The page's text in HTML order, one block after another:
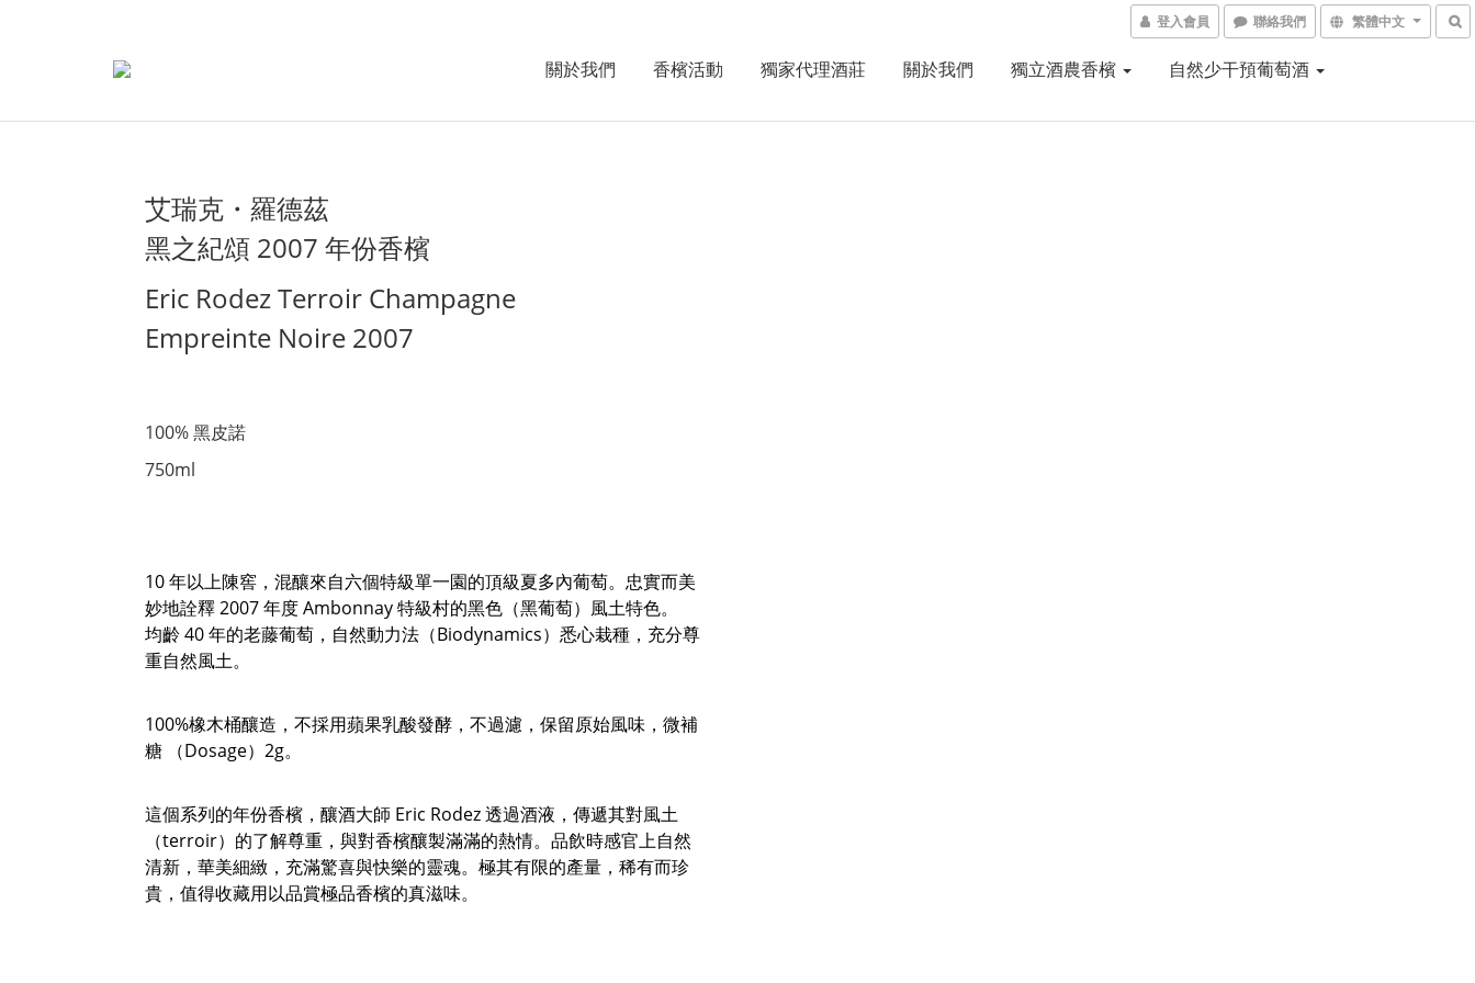
登入會員 聯絡我們 繁體中文
關於我們 香檳活動 獨家代理酒莊 關於我們 獨立酒農香檳 自然少干預葡萄酒
艾瑞克・羅德茲
黑之紀頌 2007 年份香檳
Eric Rodez Terroir Champagne
Empreinte Noire 2007
100% 黑皮諾
750ml
10 年以上陳窖，混釀來自六個特級單一園的頂級夏多內葡萄。忠實而美
妙地詮釋 2007 年度 Ambonnay 特級村的黑色（黑葡萄）風土特色。
均齡 40 年的老藤葡萄，自然動力法（Biodynamics）悉心栽種，充分尊
重自然風土。
100%橡木桶釀造，不採用蘋果乳酸發酵，不過濾，保留原始風味，微補
糖 （Dosage）2g。
這個系列的年份香檳，釀酒大師 Eric Rodez 透過酒液，傳遞其對風土
（terroir）的了解尊重，與對香檳釀製滿滿的熱情。品飲時感官上自然
清新，華美細緻，充滿驚喜與快樂的靈魂。極其有限的產量，稀有而珍
貴，值得收藏用以品賞極品香檳的真滋味。